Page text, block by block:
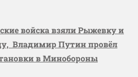
войска взяли Рыжевку и
Владимир Путин провёл
в Минобороны